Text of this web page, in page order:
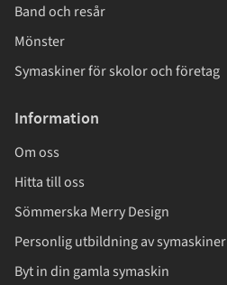
Band och resår
Mönster
Symaskiner för skolor och företag
Information
Om oss
Hitta till oss
Sömmerska Merry Design
Personlig utbildning av symaskiner
Byt in din gamla symaskin